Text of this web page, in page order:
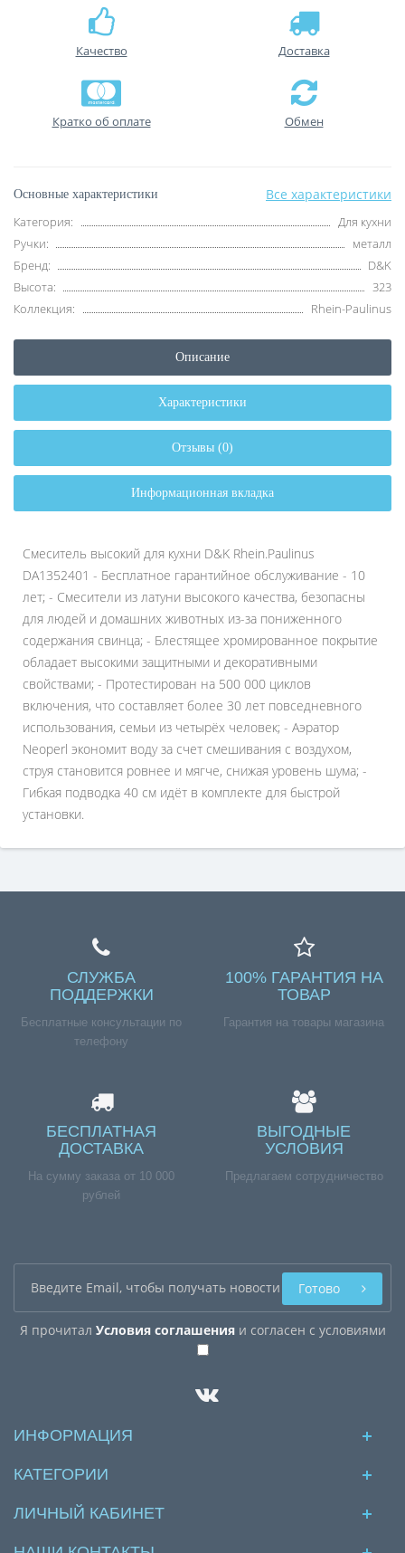
Качество Доставка
Кратко об оплате Обмен
Основные характеристики Все характеристики
Категория:
Для кухни
Ручки:
металл
Бренд:
D&K
Высота:
323
Коллекция:
Rhein-Paulinus
Описание
Характеристики
Отзывы (0)
Информационная вкладка
Смеситель высокий для кухни D&K Rhein.Paulinus
DA1352401 - Бесплатное гарантийное обслуживание - 10
лет; - Смесители из латуни высокого качества, безопасны
для людей и домашних животных из-за пониженного
содержания свинца; - Блестящее хромированное покрытие
обладает высокими защитными и декоративными
свойствами; - Протестирован на 500 000 циклов
включения, что составляет более 30 лет повседневного
использования, семьи из четырёх человек; - Аэратор
Neoperl экономит воду за счет смешивания с воздухом,
струя становится ровнее и мягче, снижая уровень шума; -
Гибкая подводка 40 см идёт в комплекте для быстрой
установки.
СЛУЖБА
ПОДДЕРЖКИ
Бесплатные консультации по
телефону
100% ГАРАНТИЯ НА
ТОВАР
Гарантия на товары магазина
БЕСПЛАТНАЯ
ДОСТАВКА
На сумму заказа от 10 000
рублей
ВЫГОДНЫЕ
УСЛОВИЯ
Предлагаем сотрудничество
Я прочитал Условия соглашенияи согласен с условиями
Готово
ИНФОРМАЦИЯ
КАТЕГОРИИ
ЛИЧНЫЙ КАБИНЕТ